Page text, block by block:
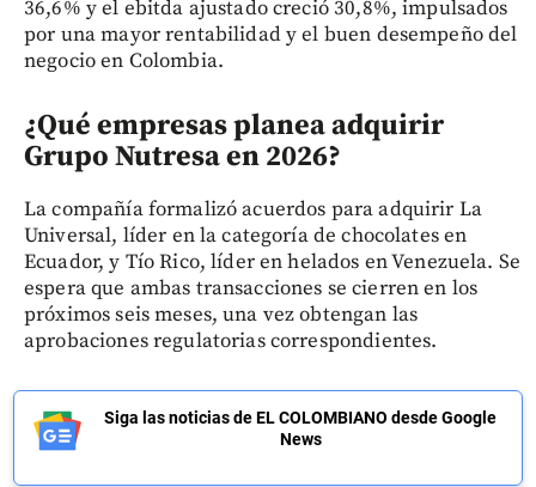
36,6% y el ebitda ajustado creció 30,8%, impulsados
por una mayor rentabilidad y el buen desempeño del
negocio en Colombia.
¿Qué empresas planea adquirir
Grupo Nutresa en 2026?
La compañía formalizó acuerdos para adquirir La
Universal, líder en la categoría de chocolates en
Ecuador, y Tío Rico, líder en helados en Venezuela. Se
espera que ambas transacciones se cierren en los
próximos seis meses, una vez obtengan las
aprobaciones regulatorias correspondientes.
Siga las noticias de EL COLOMBIANO desde Google
News